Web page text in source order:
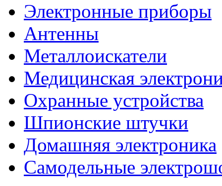
Электронные приборы
Антенны
Металлоискатели
Медицинская
Охранные устройства
Шпионские штучки
Домашняя электроника
Самодельные